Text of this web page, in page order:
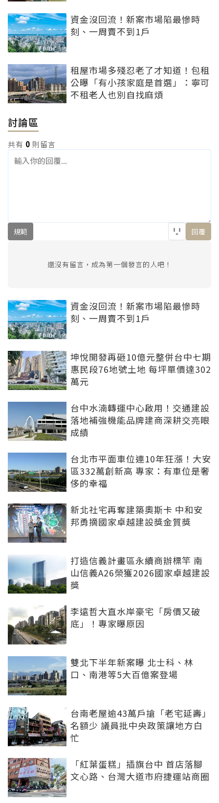
資金沒回流！新案市場陷最慘時
刻、一周賣不到1戶
租屋市場多殘忍老了才知道！包租
公曝「有小孩家庭是首選」：寧可
不租老人也別自找麻煩
討論區
共有 0 則留言
規範 回覆
還沒有留言，成為第一個發言的人吧！
資金沒回流！新案市場陷最慘時
刻、一周賣不到1戶
坤悅開發再砸10億元整併台中七期
惠民段76地號土地 每坪單價達302
萬元
台中水湳轉運中心啟用！交通建設
落地補強機能品牌建商深耕交亮眼
成績
台北市平面車位連10年狂漲！大安
區332萬創新高 專家：有車位是奢
侈的幸福
新北社宅再奪建築奧斯卡 中和安
邦勇摘國家卓越建設獎金質獎
打造信義計畫區永續商辦標竿 南
山信義A26榮獲2026國家卓越建設
獎
李遠哲大直水岸豪宅「房價又破
底」！專家曝原因
雙北下半年新案曝 北士科、林
口、南港等5大百億案登場
台南老屋逾43萬戶搶「老宅延壽」
名額少 議員批中央政策讓地方白
忙
「紅葉蛋糕」插旗台中 首店落腳
文心路、台灣大道市府捷運站商圈